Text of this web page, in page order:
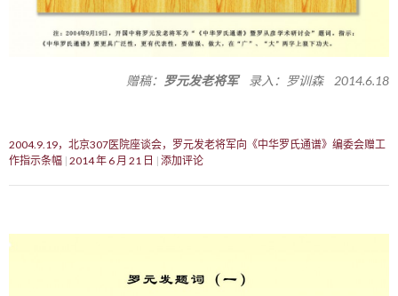
赠稿： 罗元发老将军录入：罗训森 2014.6.18
2004.9.19，北京307医院座谈会，罗元发老将军向《中华罗氏通谱》编委会赠工
作指示条幅 2014 年 6 月 21 日 添加评论